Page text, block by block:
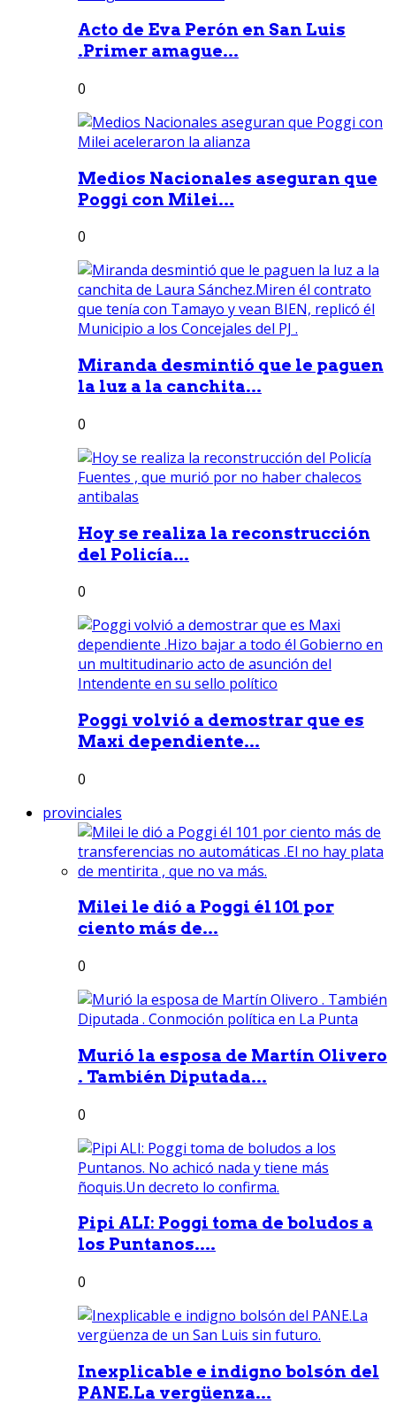
Acto de Eva Perón en San Luis
.Primer amague...
0
Medios Nacionales aseguran que
Poggi con Milei...
0
Miranda desmintió que le paguen
la luz a la canchita...
0
Hoy se realiza la reconstrucción
del Policía...
0
Poggi volvió a demostrar que es
Maxi dependiente...
0
provinciales
Milei le dió a Poggi él 101 por
ciento más de...
0
Murió la esposa de Martín Olivero
. También Diputada...
0
Pipi ALI: Poggi toma de boludos a
los Puntanos....
0
Inexplicable e indigno bolsón del
PANE.La vergüenza...